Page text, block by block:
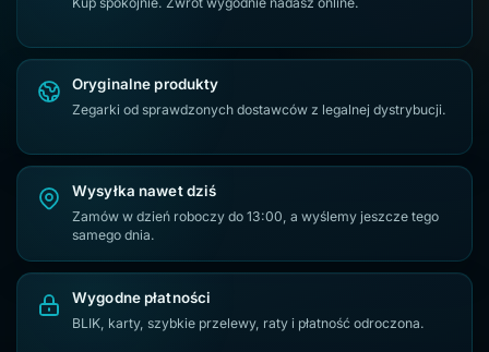
Granatowy zegarek damski na bransolecie
Zegarki damskie prostokątne
Zegarki damskie na czarnej bransolecie
Oryginalne produkty
Zegarki od sprawdzonych dostawców z legalnej dystrybucji.
Wysyłka nawet dziś
Zamów w dzień roboczy do 13:00, a wyślemy jeszcze tego
samego dnia.
Wygodne płatności
BLIK, karty, szybkie przelewy, raty i płatność odroczona.